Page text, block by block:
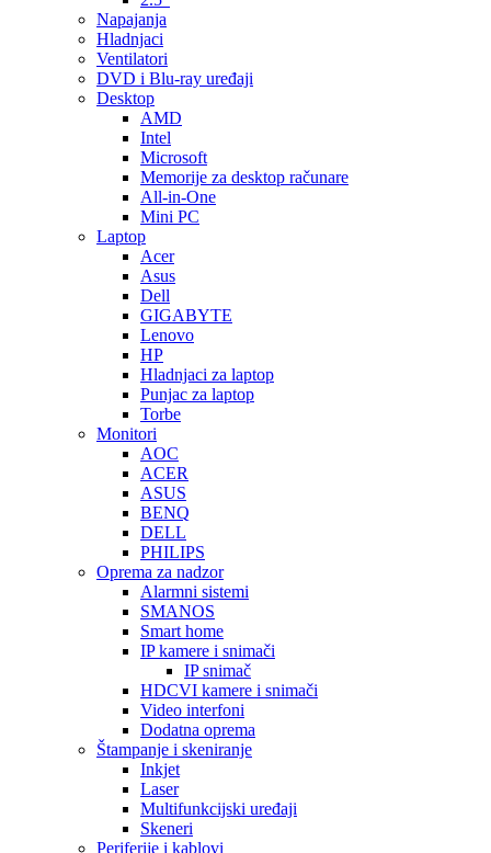
Napajanja
Hladnjaci
Ventilatori
DVD i Blu-ray uređaji
Desktop
AMD
Intel
Microsoft
Memorije za desktop računare
All-in-One
Mini PC
Laptop
Acer
Asus
Dell
GIGABYTE
Lenovo
HP
Hladnjaci za laptop
Punjac za laptop
Torbe
Monitori
AOC
ACER
ASUS
BENQ
DELL
PHILIPS
Oprema za nadzor
Alarmni sistemi
SMANOS
Smart home
IP kamere i snimači
IP snimač
HDCVI kamere i snimači
Video interfoni
Dodatna oprema
Štampanje i skeniranje
Inkjet
Laser
Multifunkcijski uređaji
Skeneri
Periferije i kablovi